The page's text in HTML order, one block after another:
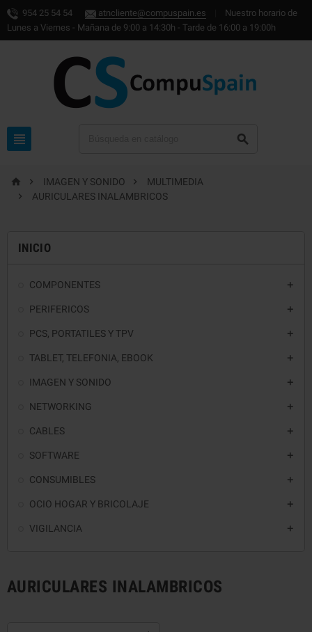
954 25 54 54 atncliente@compuspain.es
Nuestro horario de
Lunes a Viernes - Mañana de 9:00 a 14:30h - Tarde de 16:00 a 19:00h
 
  IMAGEN Y SONIDO 
MULTIMEDIA

AURICULARES INALAMBRICOS
INICIO
COMPONENTES 
PERIFERICOS 
PCS, PORTATILES Y TPV 
TABLET, TELEFONIA, EBOOK 
IMAGEN Y SONIDO 
NETWORKING 
CABLES 
SOFTWARE 
CONSUMIBLES 
OCIO HOGAR Y BRICOLAJE 
VIGILANCIA 
AURICULARES INALAMBRICOS